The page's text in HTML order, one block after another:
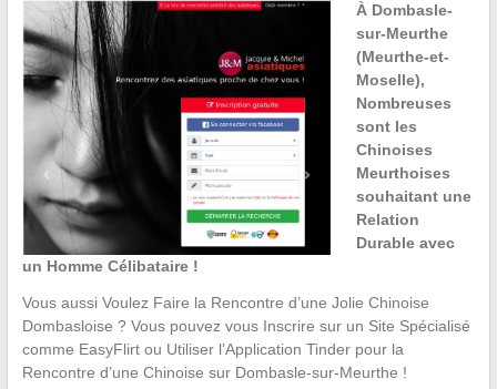
À Dombasle-
sur-Meurthe
(Meurthe-et-
Moselle),
Nombreuses
sont les
Chinoises
Meurthoises
souhaitant une
Relation
Durable avec
un Homme Célibataire !
Vous aussi Voulez Faire la Rencontre d’une Jolie Chinoise
Dombasloise ? Vous pouvez vous Inscrire sur un Site Spécialisé
comme EasyFlirt ou Utiliser l’Application Tinder pour la
Rencontre d’une Chinoise sur Dombasle-sur-Meurthe !